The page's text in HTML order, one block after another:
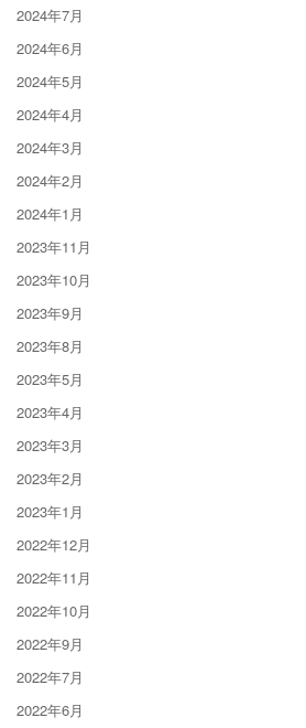
2024年7月
2024年6月
2024年5月
2024年4月
2024年3月
2024年2月
2024年1月
2023年11月
2023年10月
2023年9月
2023年8月
2023年5月
2023年4月
2023年3月
2023年2月
2023年1月
2022年12月
2022年11月
2022年10月
2022年9月
2022年7月
2022年6月